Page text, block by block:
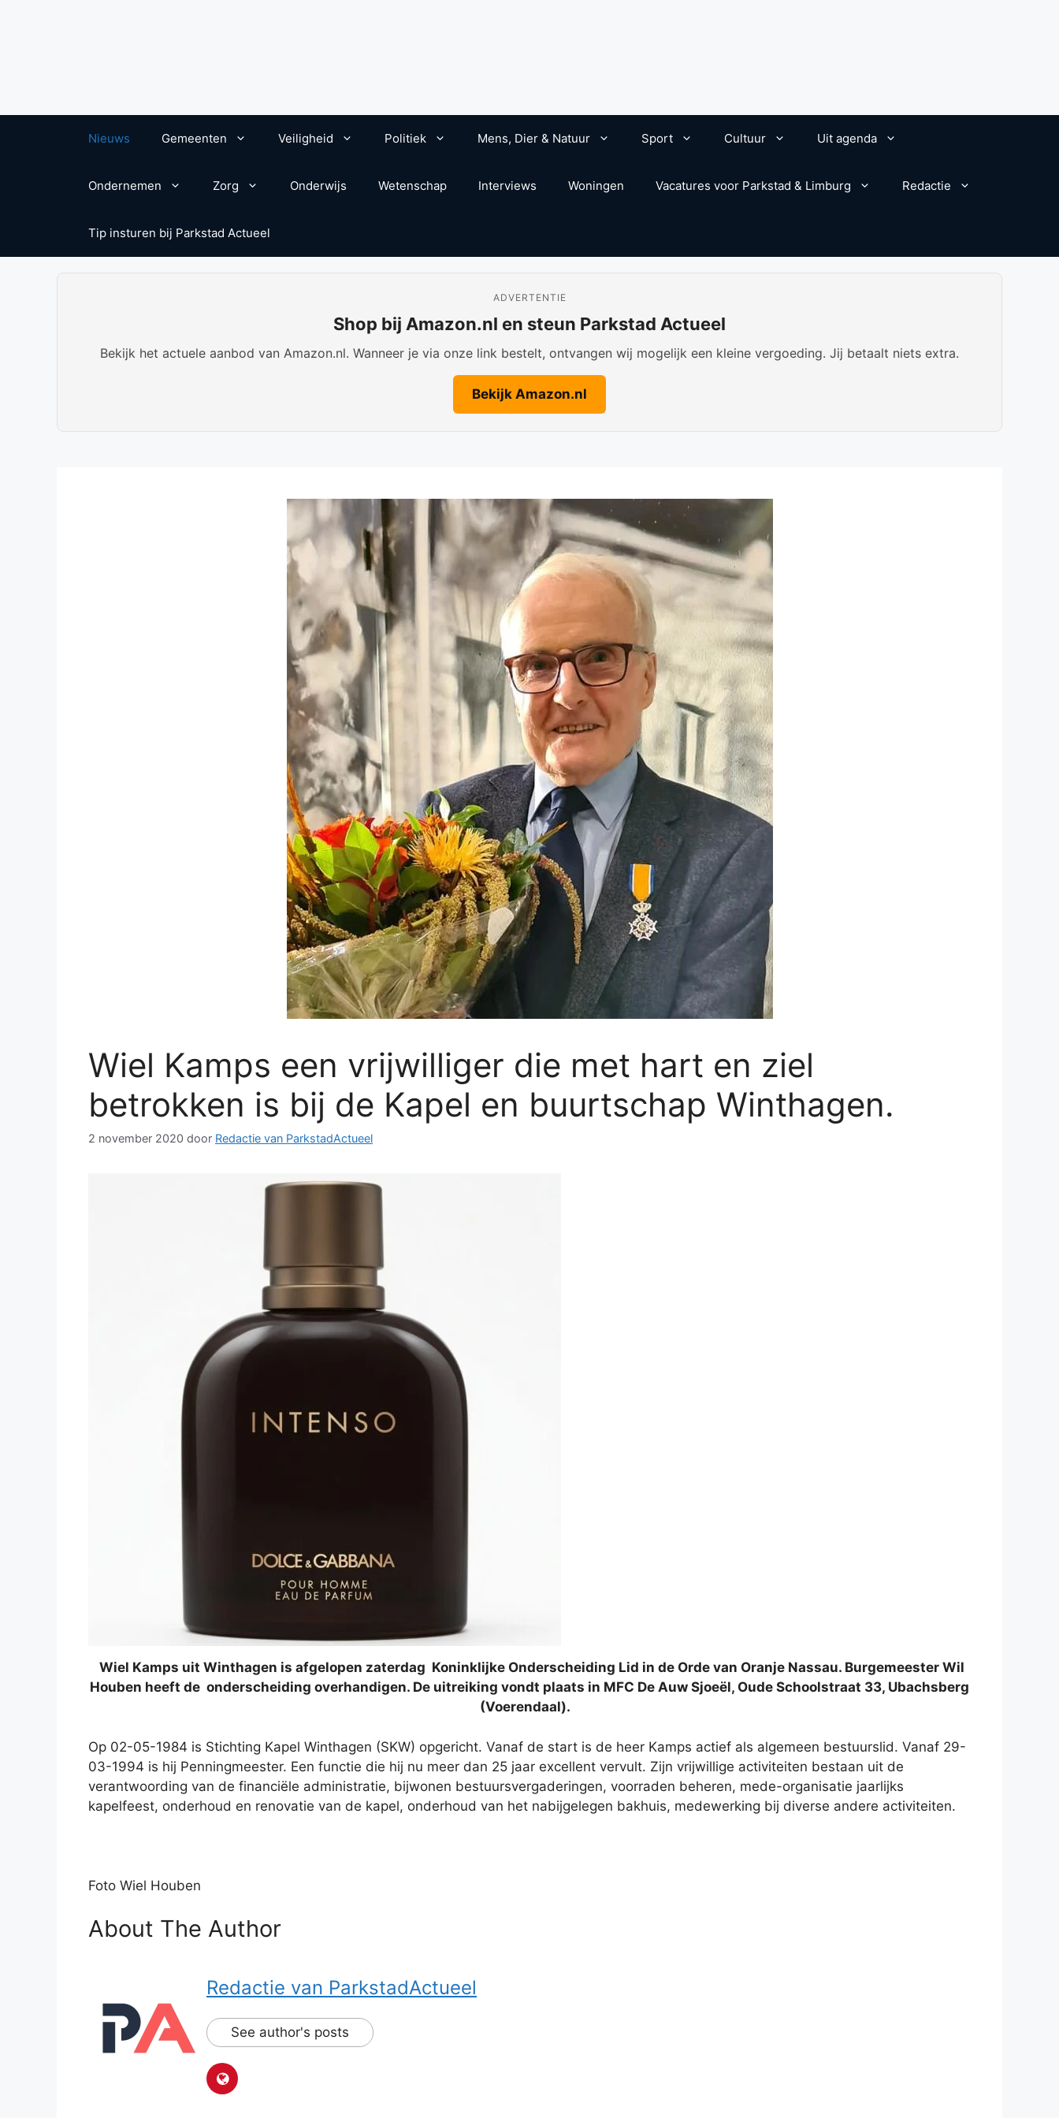
Nieuws Gemeenten Veiligheid Politiek Mens, Dier & Natuur Sport Cultuur Uit agenda
Ondernemen Zorg Onderwijs Wetenschap Interviews Woningen Vacatures voor Parkstad & Limburg Redactie
Tip insturen bij Parkstad Actueel
ADVERTENTIE
Shop bij Amazon.nl en steun Parkstad Actueel
Bekijk het actuele aanbod van Amazon.nl. Wanneer je via onze link bestelt, ontvangen wij mogelijk een kleine vergoeding. Jij betaalt niets extra.
Bekijk Amazon.nl
Wiel Kamps een vrijwilliger die met hart en ziel
betrokken is bij de Kapel en buurtschap Winthagen.
2 november 2020 door Redactie van ParkstadActueel
Wiel Kamps uit Winthagen is afgelopen zaterdag Koninklijke Onderscheiding Lid in de Orde van Oranje Nassau. Burgemeester Wil
Houben heeft de onderscheiding overhandigen. De uitreiking vondt plaats in MFC De Auw Sjoeël, Oude Schoolstraat 33, Ubachsberg
(Voerendaal).
Op 02-05-1984 is Stichting Kapel Winthagen (SKW) opgericht. Vanaf de start is de heer Kamps actief als algemeen bestuurslid. Vanaf 29-
03-1994 is hij Penningmeester. Een functie die hij nu meer dan 25 jaar excellent vervult. Zijn vrijwillige activiteiten bestaan uit de
verantwoording van de financiële administratie, bijwonen bestuursvergaderingen, voorraden beheren, mede-organisatie jaarlijks
kapelfeest, onderhoud en renovatie van de kapel, onderhoud van het nabijgelegen bakhuis, medewerking bij diverse andere activiteiten.
Foto Wiel Houben
About The Author
Redactie van ParkstadActueel
See author's posts